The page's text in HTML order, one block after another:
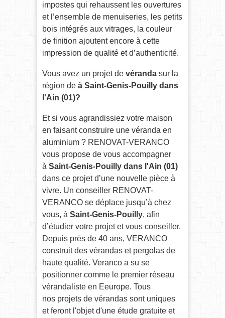
impostes qui rehaussent les ouvertures
et l’ensemble de menuiseries, les petits
bois intégrés aux vitrages, la couleur
de finition ajoutent encore à cette
impression de qualité et d’authenticité.
Vous avez un projet de véranda sur la
région de à Saint-Genis-Pouilly dans
l'Ain (01)?
Et si vous agrandissiez votre maison
en faisant construire une véranda en
aluminium ? RENOVAT-VERANCO
vous propose de vous accompagner
à Saint-Genis-Pouilly dans l'Ain (01)
dans ce projet d’une nouvelle pièce à
vivre. Un conseiller RENOVAT-
VERANCO se déplace jusqu’à chez
vous, à Saint-Genis-Pouilly, afin
d’étudier votre projet et vous conseiller.
Depuis près de 40 ans, VERANCO
construit des vérandas et pergolas de
haute qualité. Veranco a su se
positionner comme le premier réseau
vérandaliste en Eeurope. Tous
nos projets de vérandas sont uniques
et feront l'objet d'une étude gratuite et